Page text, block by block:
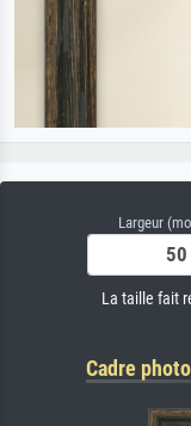
Largeur
La taille fait
Cadre photo